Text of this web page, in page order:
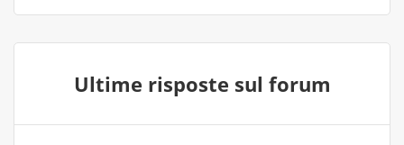
Ultime risposte sul forum